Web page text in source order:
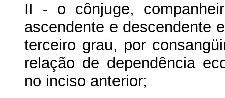
II - o cônjuge,
ascendente e descendente
terceiro grau, por
relação de dependência
no inciso anterior;